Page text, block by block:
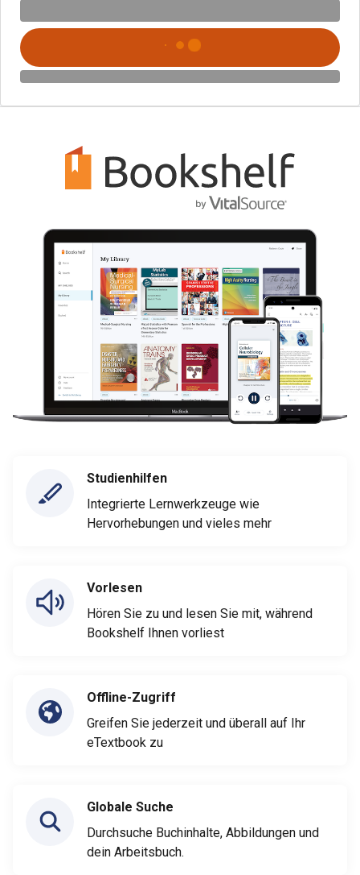
Studienhilfen
Integrierte Lernwerkzeuge wie
Hervorhebungen und vieles mehr
Vorlesen
Hören Sie zu und lesen Sie mit, während
Bookshelf Ihnen vorliest
Offline-Zugriff
Greifen Sie jederzeit und überall auf Ihr
eTextbook zu
Globale Suche
Durchsuche Buchinhalte, Abbildungen und
dein Arbeitsbuch.